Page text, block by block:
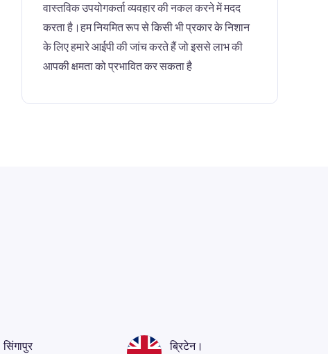
वास्तविक उपयोगकर्ता व्यवहार की नकल करने में मदद
करता है।हम नियमित रूप से किसी भी प्रकार के निशान
के लिए हमारे आईपी की जांच करते हैं जो इससे लाभ की
आपकी क्षमता को प्रभावित कर सकता है
सिंगापुर ब्रिटेन।